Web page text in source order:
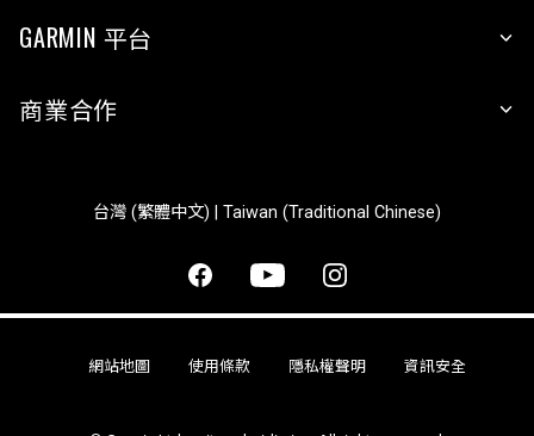
GARMIN 平台
商業合作
台灣 (繁體中文) | Taiwan (Traditional Chinese)
網站地圖 使用條款 隱私權聲明 資訊安全